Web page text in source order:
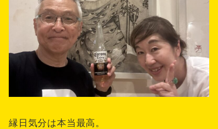
縁日気分は本当最高。